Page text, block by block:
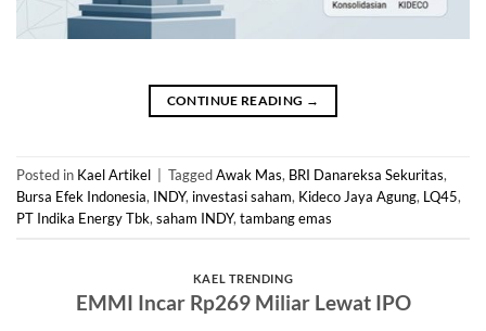
CONTINUE READING →
Posted in Kael Artikel TaggedAwak Mas, BRI Danareksa Sekuritas,
Bursa Efek Indonesia, INDY, investasi saham, Kideco Jaya Agung, LQ45,
PT Indika Energy Tbk, saham INDY, tambang emas
KAEL TRENDING
EMMI Incar Rp269 Miliar Lewat IPO